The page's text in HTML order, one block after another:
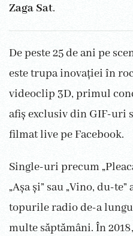
Zaga Sat.
De peste 25 de ani pe
este trupa inovației în
videoclip 3D, primul
afiș exclusiv din GIF-uri
filmat live pe Facebook.
Single-uri precum
„Așa și” sau „Vino, du-
topurile radio de-a
multe săptămâni. În